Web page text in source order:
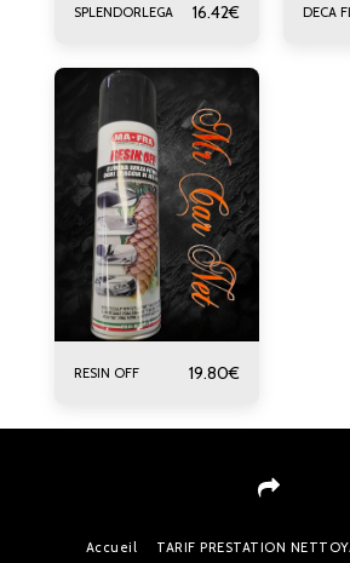
SPLENDORLEGA 16.42€ DECA
RESIN OFF 19.80€
Accueil TARIF PRESTATION